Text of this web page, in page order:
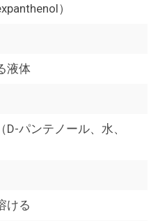
）
液体
パンテノール、水、
ける